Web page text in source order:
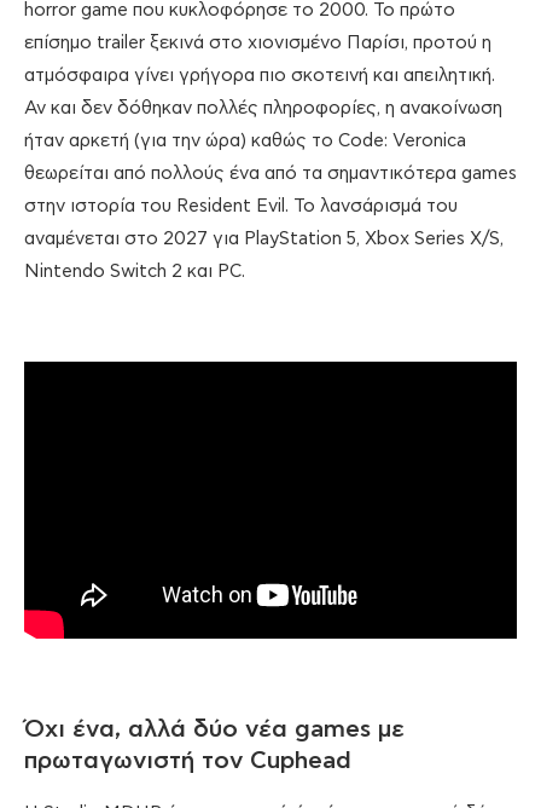
horror game που κυκλοφόρησε το 2000. Το πρώτο
επίσημο trailer ξεκινά στο χιονισμένο Παρίσι, προτού η
ατμόσφαιρα γίνει γρήγορα πιο σκοτεινή και απειλητική.
Αν και δεν δόθηκαν πολλές πληροφορίες, η ανακοίνωση
ήταν αρκετή (για την ώρα) καθώς το Code: Veronica
θεωρείται από πολλούς ένα από τα σημαντικότερα games
στην ιστορία του Resident Evil. Το λανσάρισμά του
αναμένεται στο 2027 για PlayStation 5, Xbox Series X/S,
Nintendo Switch 2 και PC.
Όχι ένα, αλλά δύο νέα games με
πρωταγωνιστή τον Cuphead